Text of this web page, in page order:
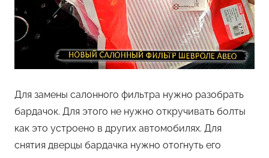
Для замены салонного фильтра нужно разобрать
бардачок. Для этого не нужно откручивать болты
как это устроено в других автомобилях. Для
снятия дверцы бардачка нужно отогнуть его